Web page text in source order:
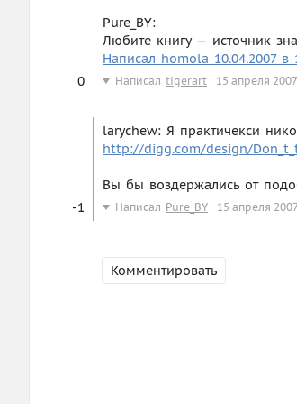
Pure_BY:
Любите книгу — источник
Написал homola 10.04.2007 в
0
Написал tigerart 15 апреля
larychew: Я практичекси
http://digg.com/design/
Вы бы воздержались от
-1
Написал Pure_BY 15 апреля
Комментировать